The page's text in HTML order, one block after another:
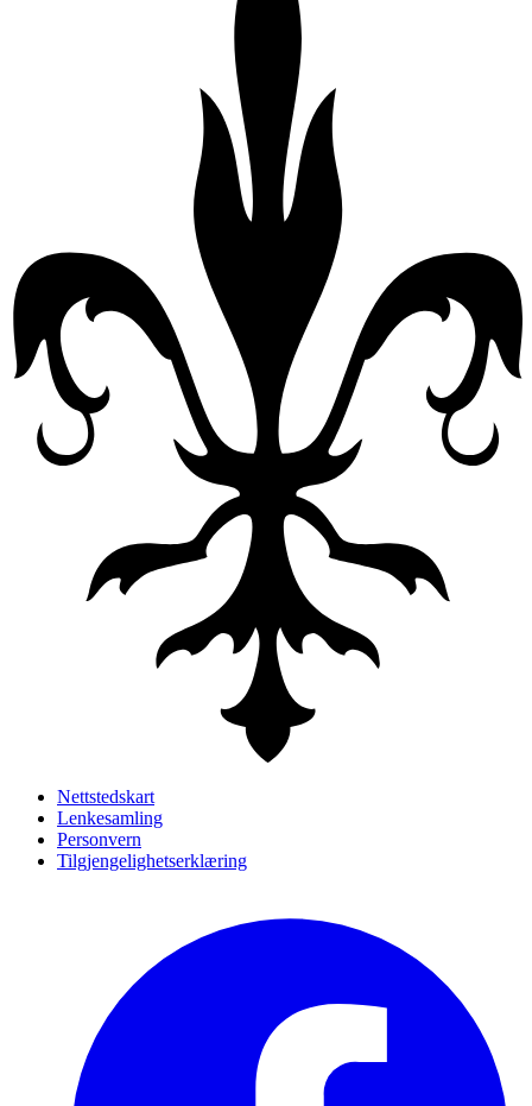
Nettstedskart
Lenkesamling
Personvern
Tilgjengelighetserklæring